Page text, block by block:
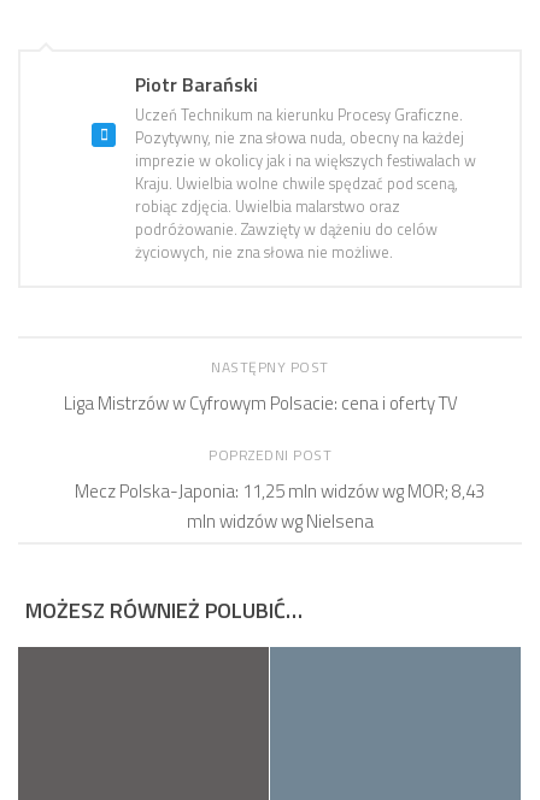
Piotr Barański
Uczeń Technikum na kierunku Procesy Graficzne.
Pozytywny, nie zna słowa nuda, obecny na każdej
imprezie w okolicy jak i na większych festiwalach w
Kraju. Uwielbia wolne chwile spędzać pod sceną,
robiąc zdjęcia. Uwielbia malarstwo oraz
podróżowanie. Zawzięty w dążeniu do celów
życiowych, nie zna słowa nie możliwe.
NASTĘPNY POST
Liga Mistrzów w Cyfrowym Polsacie: cena i oferty TV
POPRZEDNI POST
Mecz Polska-Japonia: 11,25 mln widzów wg MOR; 8,43
mln widzów wg Nielsena
MOŻESZ RÓWNIEŻ POLUBIĆ…